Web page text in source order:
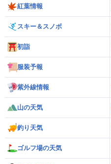
紅葉情報
スキー＆スノボ
初詣
服装予報
紫外線情報
山の天気
釣り天気
ゴルフ場の天気